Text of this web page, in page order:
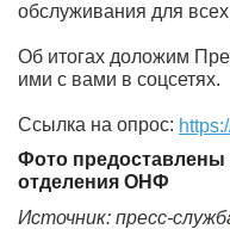
обслуживания для
Об итогах доложим
ими с вами в соцсетях.
Ссылка на опрос:
Фото предоставлены
отделения ОНФ
Источник: пресс-